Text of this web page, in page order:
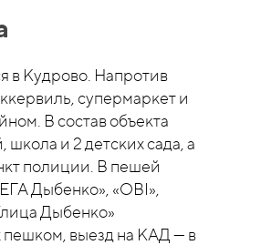
в Кудрово. Напротив
супермаркет и
В состав объекта
и 2 детских сада, а
полиции. В пешей
Дыбенко», «OBI»,
Дыбенко»
пешком, выезд на КАД — в